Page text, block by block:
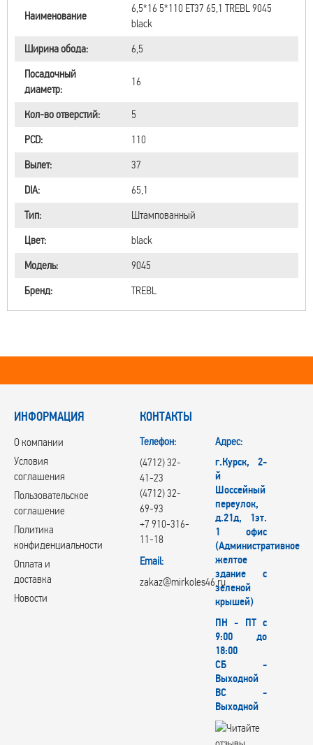
Наименование
6,5*16 5*110 ET37 65,1 TREBL 9045
black
Ширина обода:
6,5
Посадочный
диаметр:
16
Кол-во отверстий:
5
PCD:
110
Вылет:
37
DIA:
65,1
Тип:
Штампованный
Цвет:
black
Модель:
9045
Бренд:
TREBL
ИНФОРМАЦИЯ
О компании
Условия
соглашения
Пользовательское
соглашение
Политика
конфиденциальности
Оплата и
доставка
Новости
КОНТАКТЫ
Телефон:
(4712) 32-
41-23
(4712) 32-
69-93
+7 910-316-
11-18
Email:
zakaz@mirkoles46.ru
Адрес:
г.Курск, 2-
й
Шоссейный
переулок,
д.21д, 1эт.
1 офис
(Административное
желтое
здание с
зеленой
крышей)
ПН - ПТ с
9:00 до
18:00
СБ -
Выходной
ВС -
Выходной